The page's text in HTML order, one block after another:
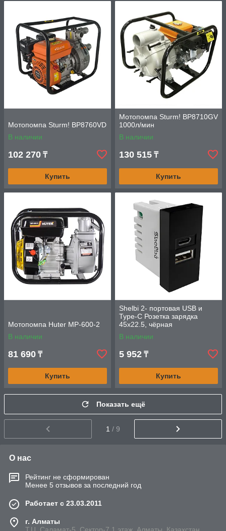
Мотопомпа Sturm! BP8760VD
В наличии
102 270 ₸
Купить
Мотопомпа Sturm! BP8710GV
1000л/мин
В наличии
130 515 ₸
Купить
Мотопомпа Huter MP-600-2
В наличии
81 690 ₸
Купить
Shelbi 2- портовая USB и
Type-C Розетка зарядка
45х22.5, чёрная
В наличии
5 952 ₸
Купить
Показать ещё
1 / 9
О нас
Рейтинг не сформирован
Менее 5 отзывов за последний год
Работает с 23.03.2011
г. Алматы